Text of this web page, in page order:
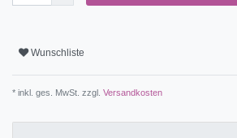
Wunschliste
* inkl. ges. MwSt. zzgl. Versandkosten